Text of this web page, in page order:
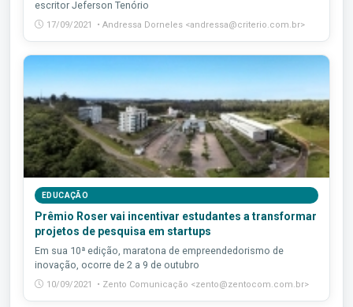
escritor Jeferson Tenório
17/09/2021 • Andressa Dorneles <andressa@criterio.com.br>
EDUCAÇÃO
Prêmio Roser vai incentivar estudantes a transformar
projetos de pesquisa em startups
Em sua 10ª edição, maratona de empreendedorismo de
inovação, ocorre de 2 a 9 de outubro
10/09/2021 • Zento Comunicação <zento@zentocom.com.br>